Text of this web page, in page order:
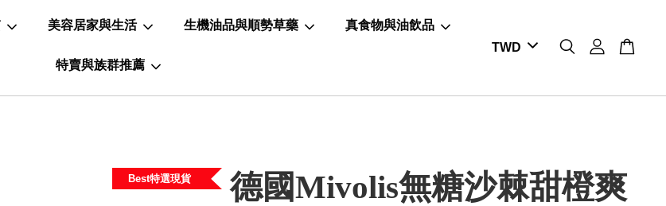
美容居家與生活 生機油品與順勢草藥 真食物與油飲品
特賣與族群推薦
Best特選現貨
德國Mivolis無糖沙棘甜橙爽